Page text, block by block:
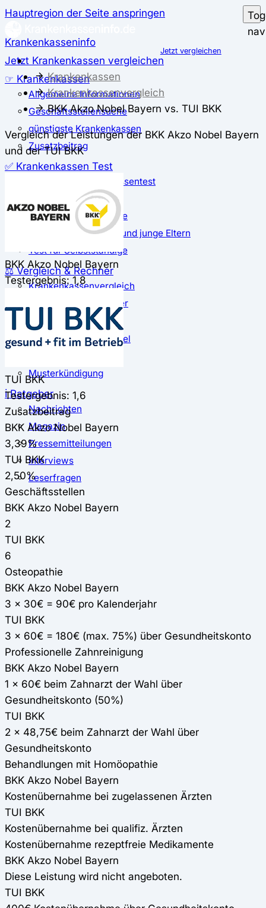
Hauptregion der Seite anspringen
Krankenkasseninfo
Jetzt Krankenkassen vergleichen
☞ Krankenkassen
Allgemeine Informationen
Geschäftsstellensuche
günstigste Krankenkassen
Zusatzbeitrag
✅ Krankenkassen Test
Der große Krankenkassentest
Test für Studierende
Test für Auszubildende
Test für Schwangere und junge Eltern
Test für Selbstständige
⚖️ Vergleich & Rechner
Krankenkassenvergleich
Krankenkassenrechner
↔ Wechsel
Krankenkassenwechsel
Musterkündigung
ℹ Ratgeber
Nachrichten
Magazin
Pressemitteilungen
Interviews
Leserfragen
Jetzt vergleichen
Krankenkassen
Krankenkassenvergleich
BKK Akzo Nobel Bayern vs. TUI BKK
Vergleich der Leistungen der BKK Akzo Nobel Bayern
und der TUI BKK
BKK Akzo Nobel Bayern
Testergebnis: 1,8
TUI BKK
Testergebnis: 1,6
Zusatzbeitrag
BKK Akzo Nobel Bayern
3,39%
TUI BKK
2,50%
Geschäftsstellen
BKK Akzo Nobel Bayern
2
TUI BKK
6
Osteopathie
BKK Akzo Nobel Bayern
3 x 30€ = 90€ pro Kalenderjahr
TUI BKK
3 x 60€ = 180€ (max. 75%) über Gesundheitskonto
Professionelle Zahnreinigung
BKK Akzo Nobel Bayern
1 x 60€ beim Zahnarzt der Wahl über
Gesundheitskonto (50%)
TUI BKK
2 x 48,75€ beim Zahnarzt der Wahl über
Gesundheitskonto
Behandlungen mit Homöopathie
BKK Akzo Nobel Bayern
Kostenübernahme bei zugelassenen Ärzten
TUI BKK
Kostenübernahme bei qualifiz. Ärzten
Kostenübernahme rezeptfreie Medikamente
BKK Akzo Nobel Bayern
Diese Leistung wird nicht angeboten.
TUI BKK